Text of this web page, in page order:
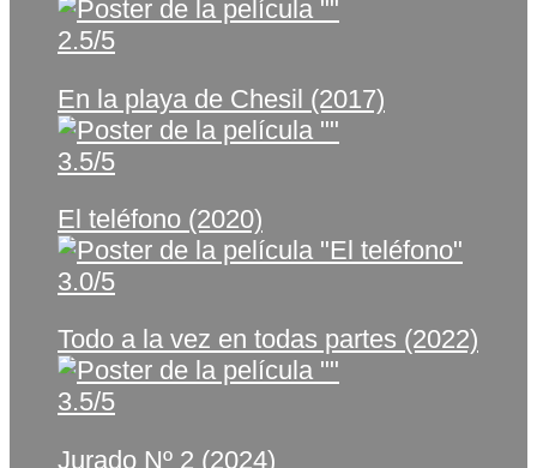
2.5/5
En la playa de Chesil (2017)
3.5/5
El teléfono (2020)
3.0/5
Todo a la vez en todas partes (2022)
3.5/5
Jurado Nº 2 (2024)